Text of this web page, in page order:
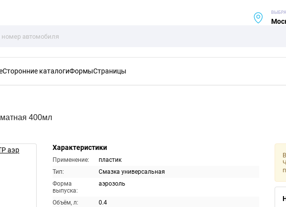
Сторонние каталогиФормыСтраницы
400мл
Характеристики
Применение:
пластик
Тип:
Смазка универсальная
Форма
выпуска:
аэрозоль
Объём, л:
0.4